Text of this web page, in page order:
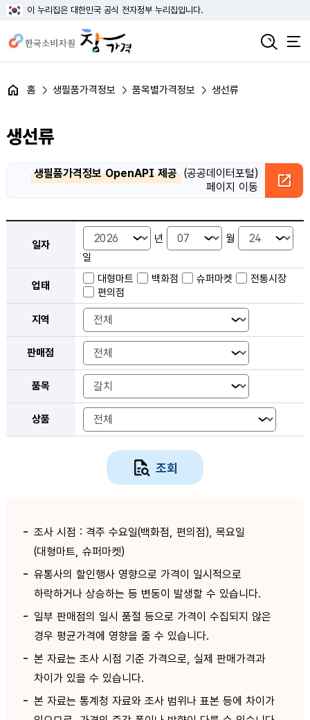
이 누리집은 대한민국 공식 전자정부 누리집입니다.
홈 생필품가격정보 품목별가격정보 생선류
생선류
생필품가격정보 OpenAPI 제공 (공공데이터포털)
페이지 이동
일자 년
월
일
업태
대형마트 백화점 슈퍼마켓
전통시장
편의점
지역
판매점
품목
상품
조회
조사 시점 : 격주 수요일(백화점, 편의점), 목요일
(대형마트, 슈퍼마켓)
유통사의 할인행사 영향으로 가격이 일시적으로
하락하거나 상승하는 등 변동이 발생할 수 있습니다.
일부 판매점의 일시 품절 등으로 가격이 수집되지 않은
경우 평균가격에 영향을 줄 수 있습니다.
본 자료는 조사 시점 기준 가격으로, 실제 판매가격과
차이가 있을 수 있습니다.
본 자료는 통계청 자료와 조사 범위나 표본 등에 차이가